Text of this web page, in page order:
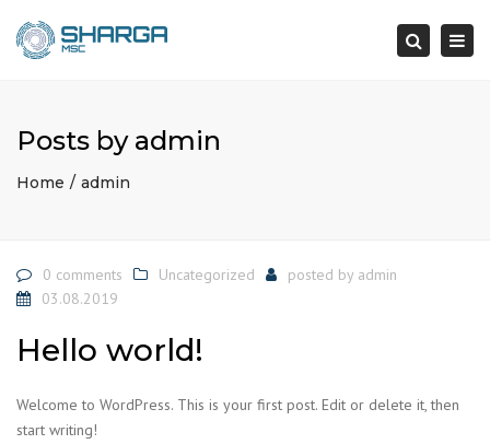
Posts by admin
Home admin
0 comments Uncategorized posted by admin
03.08.2019
Hello world!
Welcome to WordPress. This is your first post. Edit or delete it, then
start writing!